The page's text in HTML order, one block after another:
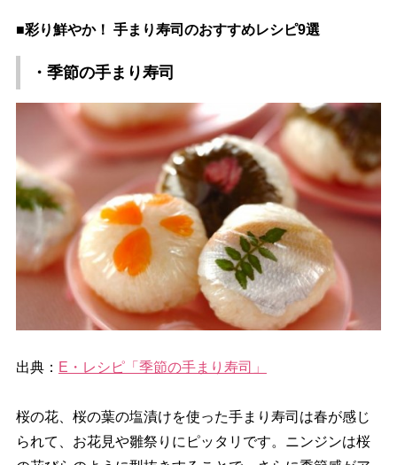
■彩り鮮やか！ 手まり寿司のおすすめレシピ9選
・季節の手まり寿司
出典： E・レシピ「季節の手まり寿司」
桜の花、桜の葉の塩漬けを使った手まり寿司は春が感じ
られて、お花見や雛祭りにピッタリです。ニンジンは桜